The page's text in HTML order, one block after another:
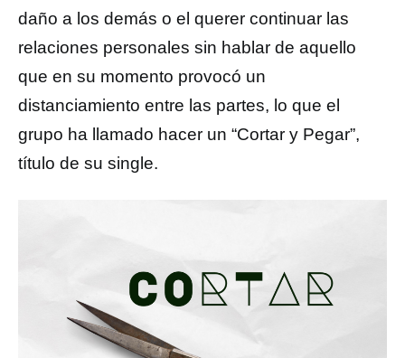
daño a los demás o el querer continuar las
relaciones personales sin hablar de aquello
que en su momento provocó un
distanciamiento entre las partes, lo que el
grupo ha llamado hacer un “Cortar y Pegar”,
título de su single.